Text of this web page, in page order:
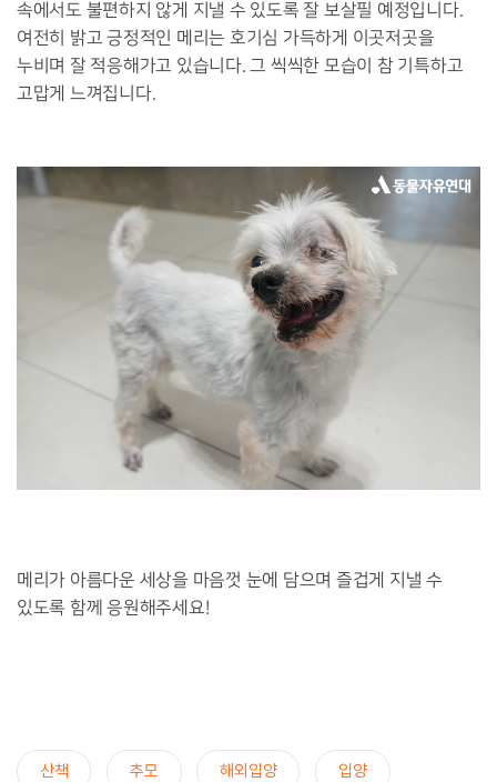
속에서도 불편하지 않게 지낼 수 있도록 잘 보살필 예정입니다.
여전히 밝고 긍정적인 메리는 호기심 가득하게 이곳저곳을
누비며 잘 적응해가고 있습니다. 그 씩씩한 모습이 참 기특하고
고맙게 느껴집니다.
메리가 아름다운 세상을 마음껏 눈에 담으며 즐겁게 지낼 수
있도록 함께 응원해주세요!
산책 추모 해외입양 입양